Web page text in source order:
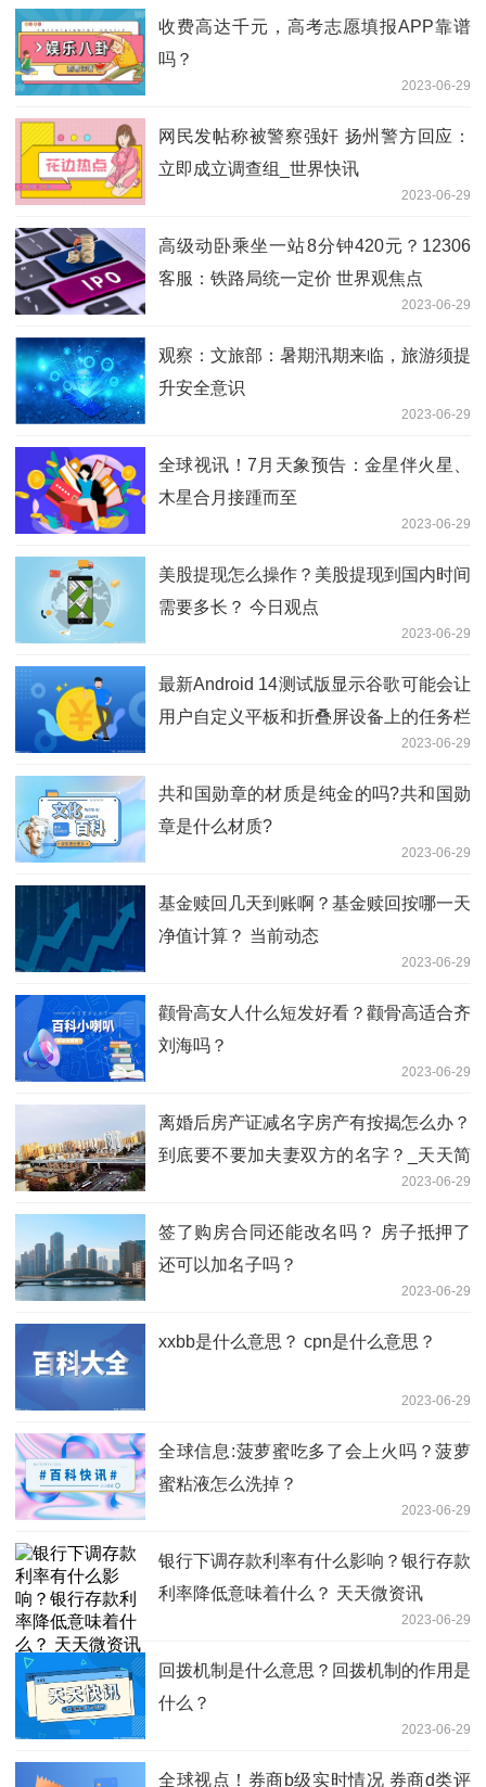
收费高达千元，高考志愿填报APP靠谱
吗？
2023-06-29
网民发帖称被警察强奸 扬州警方回应：
立即成立调查组_世界快讯
2023-06-29
高级动卧乘坐一站8分钟420元？12306
客服：铁路局统一定价 世界观焦点
2023-06-29
观察：文旅部：暑期汛期来临，旅游须提
升安全意识
2023-06-29
全球视讯！7月天象预告：金星伴火星、
木星合月接踵而至
2023-06-29
美股提现怎么操作？美股提现到国内时间
需要多长？ 今日观点
2023-06-29
最新Android 14测试版显示谷歌可能会让
用户自定义平板和折叠屏设备上的任务栏
2023-06-29
共和国勋章的材质是纯金的吗?共和国勋
章是什么材质?
2023-06-29
基金赎回几天到账啊？基金赎回按哪一天
净值计算？ 当前动态
2023-06-29
颧骨高女人什么短发好看？颧骨高适合齐
刘海吗？
2023-06-29
离婚后房产证减名字房产有按揭怎么办？
到底要不要加夫妻双方的名字？_天天简
2023-06-29
签了购房合同还能改名吗？ 房子抵押了
还可以加名子吗？
2023-06-29
xxbb是什么意思？ cpn是什么意思？
2023-06-29
全球信息:菠萝蜜吃多了会上火吗？菠萝
蜜粘液怎么洗掉？
2023-06-29
银行下调存款利率有什么影响？银行存款
利率降低意味着什么？ 天天微资讯
2023-06-29
回拨机制是什么意思？回拨机制的作用是
什么？
2023-06-29
全球视点！券商b级实时情况 券商d类评